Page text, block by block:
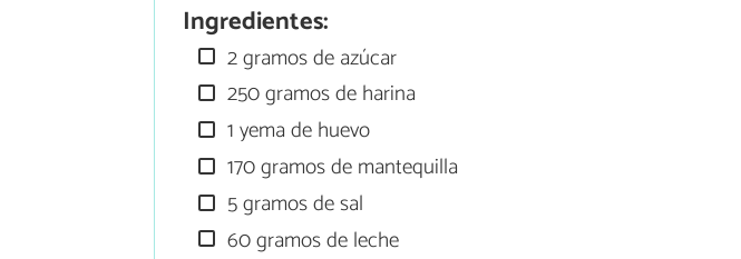
Ingredientes:
2 gramos de azúcar
250 gramos de harina
1 yema de huevo
170 gramos de mantequilla
5 gramos de sal
60 gramos de leche